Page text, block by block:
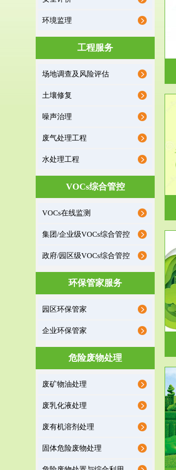
环境监理
工程服务
场地调查及风险评估
土壤修复
噪声治理
废气处理工程
水处理工程
VOCs综合管控
VOCs在线监测
集团/企业级VOCs综合管控
政府/园区级VOCs综合管控
环保管家服务
园区环保管家
企业环保管家
危险废物处理
废矿物油处理
废乳化液处理
废有机溶剂处理
固体危险废物处理
业事业单位应当按照...
收监管的重要辅助...
政府/园区级VOCs综合管控服务
根据《石化行业挥发性有机物综合整治方案》文
服务范围
噪声治理